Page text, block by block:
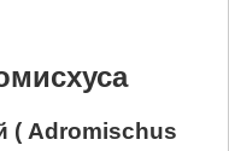
( Adromischus